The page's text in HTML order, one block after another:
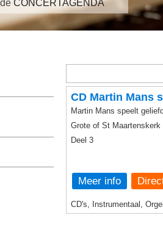
CONCERTAGENDA
CD Martin Mans
Martin Mans speelt
Grote of St Maartenskerk
Deel 3
Meer info
CD's, Instrumentaal,